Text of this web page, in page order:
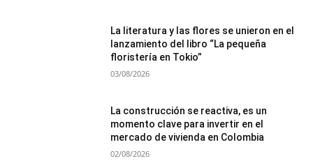
La literatura y las flores se unieron en el
lanzamiento del libro “La pequeña
floristería en Tokio”
03/08/2026
La construcción se reactiva, es un
momento clave para invertir en el
mercado de vivienda en Colombia
02/08/2026